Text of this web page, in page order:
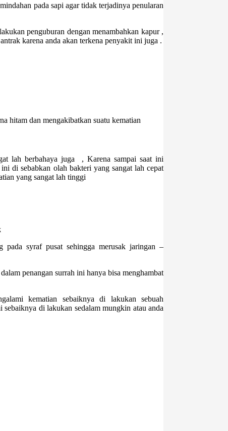
pada sapi agar tidak terjadinya penularan
penguburan dengan menambahkan kapur ,
karena anda akan terkena penyakit ini juga .
hitam dan mengakibatkan suatu kematian
lah berbahaya juga , Karena sampai saat ini
di sebabkan olah bakteri yang sangat lah cepat
yang sangat lah tinggi
pada syraf pusat sehingga merusak jaringan –
penangan surrah ini hanya bisa menghambat
kematian sebaiknya di lakukan sebuah
di lakukan sedalam mungkin atau anda